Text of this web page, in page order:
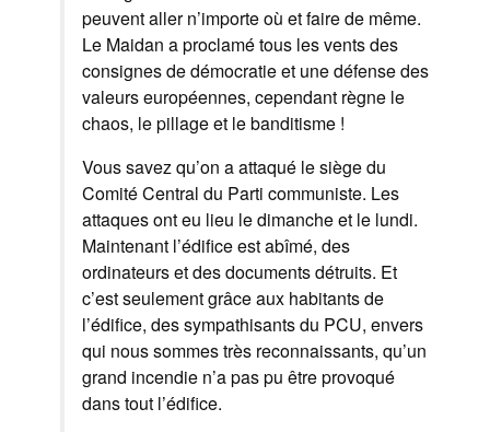
peuvent aller n’importe où et faire de même.
Le Maidan a proclamé tous les vents des
consignes de démocratie et une défense des
valeurs européennes, cependant règne le
chaos, le pillage et le banditisme !
Vous savez qu’on a attaqué le siège du
Comité Central du Parti communiste. Les
attaques ont eu lieu le dimanche et le lundi.
Maintenant l’édifice est abîmé, des
ordinateurs et des documents détruits. Et
c’est seulement grâce aux habitants de
l’édifice, des sympathisants du PCU, envers
qui nous sommes très reconnaissants, qu’un
grand incendie n’a pas pu être provoqué
dans tout l’édifice.